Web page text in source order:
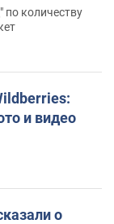
по количеству
и видео
о